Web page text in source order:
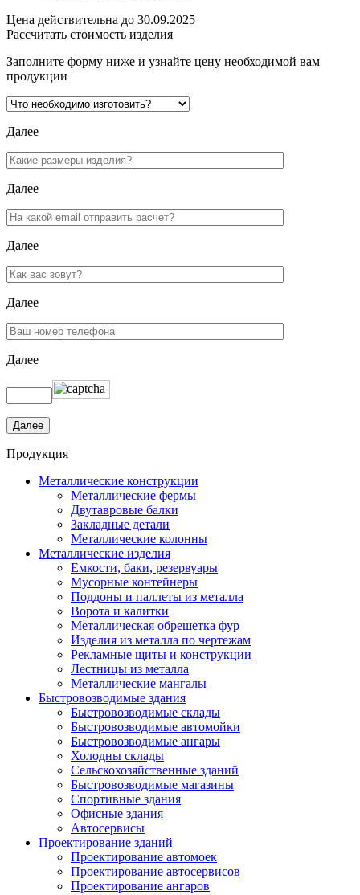
Цена действительна до 30.09.2025
Рассчитать стоимость изделия
Заполните форму ниже и узнайте цену необходимой вам
продукции
Далее
Далее
Далее
Далее
Далее
Продукция
Металлические конструкции
Металлические фермы
Двутавровые балки
Закладные детали
Металлические колонны
Металлические изделия
Емкости, баки, резервуары
Мусорные контейнеры
Поддоны и паллеты из металла
Ворота и калитки
Металлическая обрешетка фур
Изделия из металла по чертежам
Рекламные щиты и конструкции
Лестницы из металла
Металлические мангалы
Быстровозводимые здания
Быстровозводимые склады
Быстровозводимые автомойки
Быстровозводимые ангары
Холодны склады
Сельскохозяйственные зданий
Быстровозводимые магазины
Спортивные здания
Офисные здания
Автосервисы
Проектирование зданий
Проектирование автомоек
Проектирование автосервисов
Проектирование ангаров